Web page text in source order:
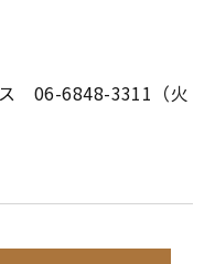
06-6848-3311（火